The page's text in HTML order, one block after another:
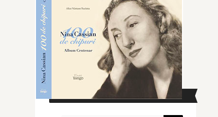
CAUTĂ ÎN SITE